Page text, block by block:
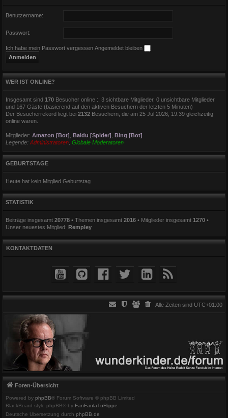
Benutzername:
Passwort:
Ich habe mein Passwort vergessen Angemeldet bleiben
WER IST ONLINE?
Insgesamt sind 170 Besucher online :: 3 sichtbare Mitglieder, 0 unsichtbare Mitglieder
und 167 Gäste (basierend auf den aktiven Besuchern der letzten 5 Minuten)
Der Besucherrekord liegt bei 2132 Besuchern, die am 25 Jul 2026, 19:39 gleichzeitig
online waren.
Mitglieder: Amazon [Bot] Baidu [Spider]
Bing [Bot]
Legende: Administratoren Globale Moderatoren
GEBURTSTAGE
Heute hat kein Mitglied Geburtstag
STATISTIK
Beiträge insgesamt 20778 • Themen insgesamt 2016 • Mitglieder insgesamt 1270 •
Unser neuestes Mitglied: Rempley
KONTAKTDATEN
Alle Zeiten sind UTC+01:00
Foren-Übersicht
Powered by phpBB® Forum Software © phpBB Limited
BlackBoard style phpBB® by FanFanlaTuFlippe
Deutsche Übersetzung durch phpBB.de